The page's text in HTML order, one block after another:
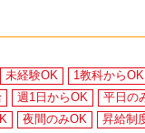
未経験OK
1教科からOK
週1日からOK
平日の
夜間のみOK
昇給制